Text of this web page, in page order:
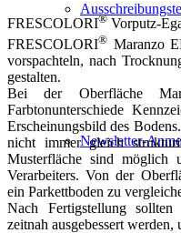
Newsletter-
FRESCOLORI® Vorputz-
FRESCOLORI® Maranzo
vorspachteln, nach
gestalten.
Bei der Oberfläche
Farbtonunterschiede
Erscheinungsbild des
nicht immer gleich
Musterfläche sind möglich
Verarbeiters. Von der
ein Parkettboden zu
Nach Fertigstellung
zeitnah ausgebessert